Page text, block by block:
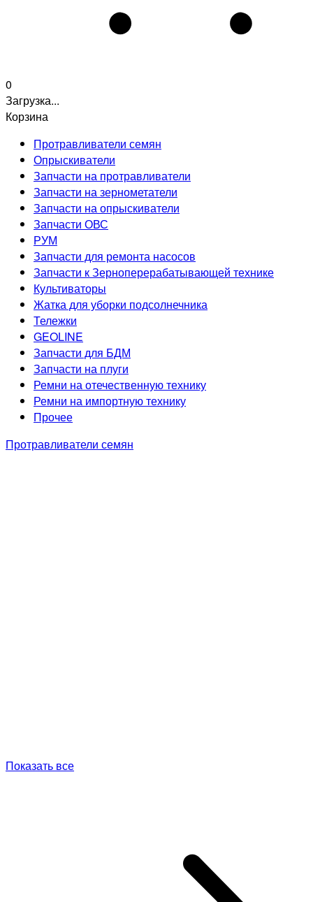
0
Загрузка...
Корзина
Протравливатели семян
Опрыскиватели
Запчасти на протравливатели
Запчасти на зернометатели
Запчасти на опрыскиватели
Запчасти ОВС
РУМ
Запчасти для ремонта насосов
Запчасти к Зерноперерабатывающей технике
Культиваторы
Жатка для уборки подсолнечника
Тележки
GEOLINE
Запчасти для БДМ
Запчасти на плуги
Ремни на отечественную технику
Ремни на импортную технику
Прочее
Протравливатели семян
Показать все